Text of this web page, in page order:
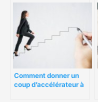
Comment donner un
coup d’accélérateur à